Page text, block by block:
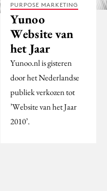
PURPOSE MARKETING
Yunoo
Website van
het Jaar
Yunoo.nl is gisteren
door het Nederlandse
publiek verkozen tot
’Website van het Jaar
2010’.